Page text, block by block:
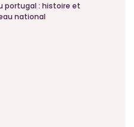
portugal : histoire et
national